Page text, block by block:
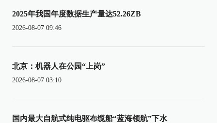
2025年我国年度数据生产量达52.26ZB
2026-08-07 09:46
北京：机器人在公园“上岗”
2026-08-07 03:10
国内最大自航式纯电驱布缆船“蓝海领航”下水